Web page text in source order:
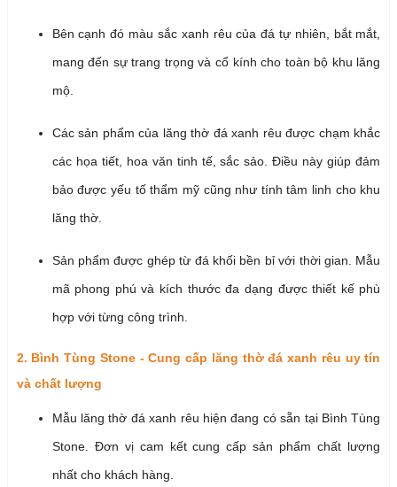
Bên cạnh đó màu sắc xanh rêu của đá tự nhiên, bắt mắt,
mang đến sự trang trọng và cổ kính cho toàn bộ khu lăng
mộ.
Các sản phẩm của lăng thờ đá xanh rêu được chạm khắc
các họa tiết, hoa văn tinh tế, sắc sảo. Điều này giúp đảm
bảo được yếu tố thẩm mỹ cũng như tính tâm linh cho khu
lăng thờ.
Sản phẩm được ghép từ đá khối bền bỉ với thời gian. Mẫu
mã phong phú và kích thước đa dạng được thiết kế phù
hợp với từng công trình.
2. Bình Tùng Stone - Cung cấp lăng thờ đá xanh rêu uy tín
và chất lượng
Mẫu lăng thờ đá xanh rêu hiện đang có sẵn tại Bình Tùng
Stone. Đơn vị cam kết cung cấp sản phẩm chất lượng
nhất cho khách hàng.